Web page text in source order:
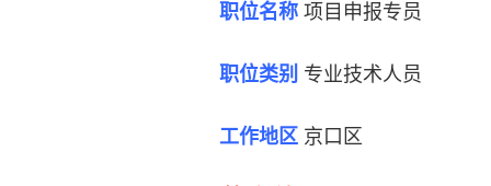
职位名称 项目申报专员
职位类别 专业技术人员
工作地区 京口区